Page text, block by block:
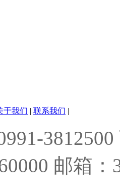
于我们 | 联系我们 |
邮箱：